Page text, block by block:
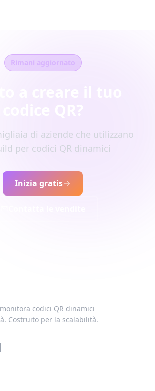
Rimani aggiornato
di aziende che utilizzano
per codici QR dinamici
Inizia gratis
codici QR dinamici
Costruito per la scalabilità.